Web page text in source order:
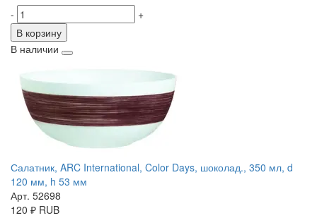
-
+
В корзину
В наличии
Салатник, ARC International, Color Days, шоколад., 350 мл, d
120 мм, h 53 мм
Арт. 52698
120 ₽ RUB